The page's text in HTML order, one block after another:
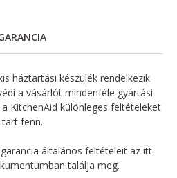
háztartási készülék rendelkezik
a vásárlót mindenféle gyártási
KitchenAid különleges feltételeket
tart fenn.
általános feltételeit az itt
találja meg.